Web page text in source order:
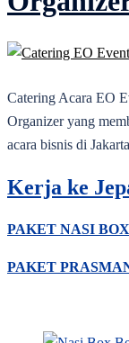
Catering Acara EO
Organizer yang
acara bisnis di
Kerja ke
PAKET NASI
PAKET